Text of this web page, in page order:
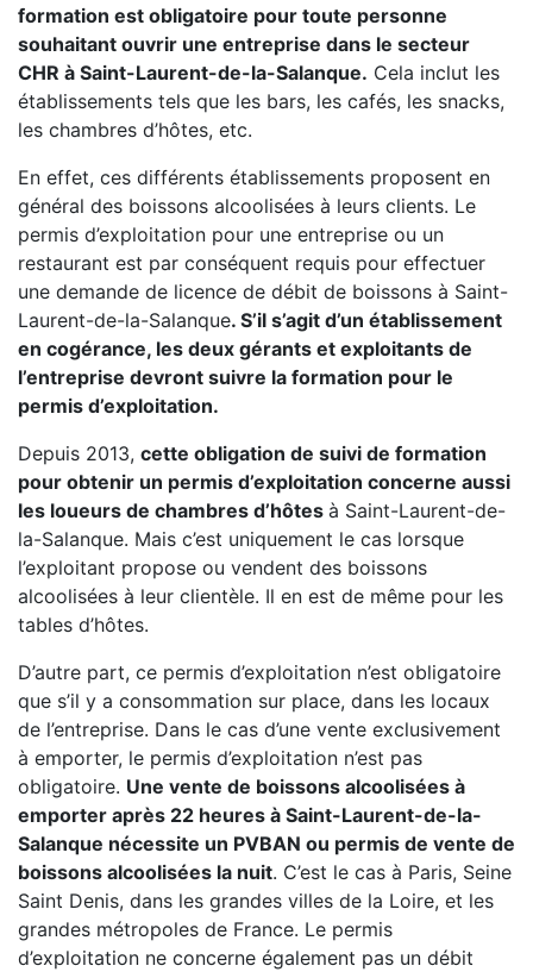
formation est obligatoire pour toute personne
souhaitant ouvrir une entreprise dans le secteur
CHR à Saint-Laurent-de-la-Salanque. Cela inclut les
établissements tels que les bars, les cafés, les snacks,
les chambres d’hôtes, etc.
En effet, ces différents établissements proposent en
général des boissons alcoolisées à leurs clients. Le
permis d’exploitation pour une entreprise ou un
restaurant est par conséquent requis pour effectuer
une demande de licence de débit de boissons à Saint-
Laurent-de-la-Salanque. S’il s’agit d’un établissement
en cogérance, les deux gérants et exploitants de
l’entreprise devront suivre la formation pour le
permis d’exploitation.
Depuis 2013, cette obligation de suivi de formation
pour obtenir un permis d’exploitation concerne aussi
les loueurs de chambres d’hôtes à Saint-Laurent-de-
la-Salanque. Mais c’est uniquement le cas lorsque
l’exploitant propose ou vendent des boissons
alcoolisées à leur clientèle. Il en est de même pour les
tables d’hôtes.
D’autre part, ce permis d’exploitation n’est obligatoire
que s’il y a consommation sur place, dans les locaux
de l’entreprise. Dans le cas d’une vente exclusivement
à emporter, le permis d’exploitation n’est pas
obligatoire. Une vente de boissons alcoolisées à
emporter après 22 heures à Saint-Laurent-de-la-
Salanque nécessite un PVBAN ou permis de vente de
boissons alcoolisées la nuit. C’est le cas à Paris, Seine
Saint Denis, dans les grandes villes de la Loire, et les
grandes métropoles de France. Le permis
d’exploitation ne concerne également pas un débit